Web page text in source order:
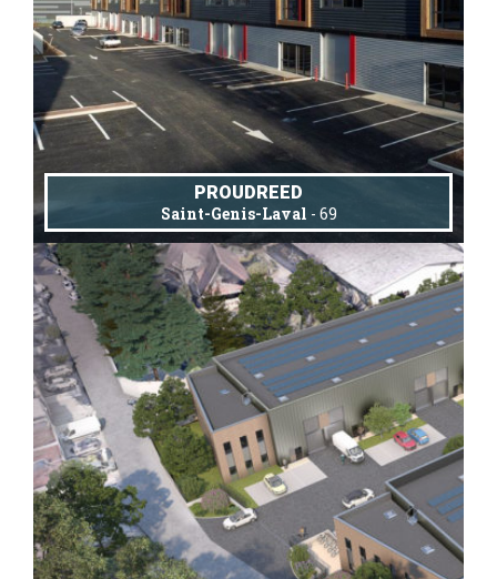
PROUDREED
Saint-Genis-Laval - 69